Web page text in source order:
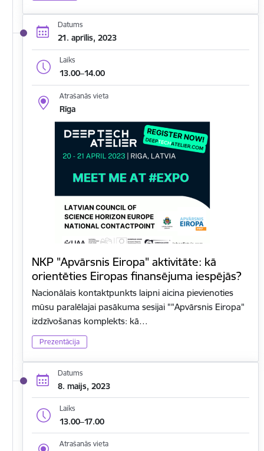
Datums
21. aprīlis, 2023
Laiks
13.00–14.00
Atrašanās vieta
Rīga
NKP "Apvārsnis Eiropa" aktivitāte: kā
orientēties Eiropas finansējuma iespējās?
Nacionālais kontaktpunkts laipni aicina pievienoties
mūsu paralēlajai pasākuma sesijai ""Apvārsnis Eiropa"
izdzīvošanas komplekts: kā…
Prezentācija
Datums
8. maijs, 2023
Laiks
13.00–17.00
Atrašanās vieta